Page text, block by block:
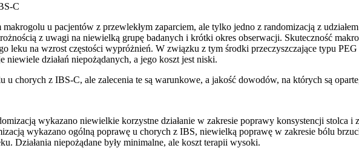
C
u pacjentów z przewlekłym zaparciem, ale tylko jedno z randomizacją z
z uwagi na niewielką grupę badanych i krótki okres obserwacji. Skuteczność
leku na wzrost częstości wypróżnień. W związku z tym środki przeczyszczające typu
działań niepożądanych, a jego koszt jest niski.
u chorych z IBS-C, ale zalecenia te są warunkowe, a jakość dowodów, na których są
wykazano niewielkie korzystne działanie w zakresie poprawy konsystencji stolca
wykazano ogólną poprawę u chorych z IBS, niewielką poprawę w zakresie bólu
Działania niepożądane były minimalne, ale koszt terapii wysoki.